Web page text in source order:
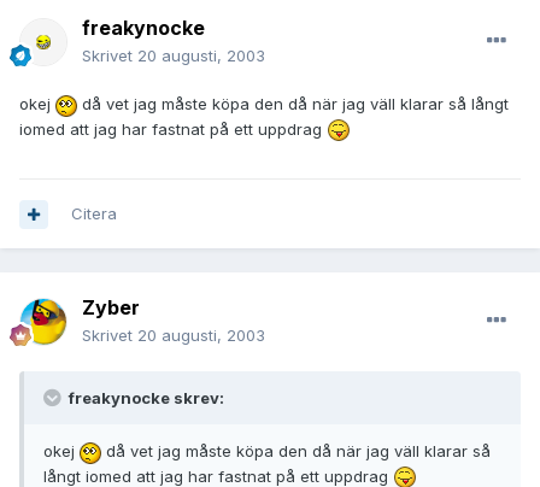
freakynocke
Skrivet 20 augusti, 2003
okej
då vet jag måste köpa den då när jag väll klarar så långt
iomed att jag har fastnat på ett uppdrag
Citera
Zyber
Skrivet 20 augusti, 2003
freakynocke skrev:
okej
då vet jag måste köpa den då när jag väll klarar så
långt iomed att jag har fastnat på ett uppdrag